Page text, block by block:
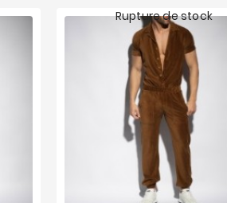
Rupture de stock